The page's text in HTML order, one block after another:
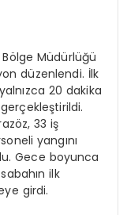
Müdürlüğü
düzenlendi. İlk
20 dakika
33 iş
yangını
Gece boyunca
ilk
girdi.